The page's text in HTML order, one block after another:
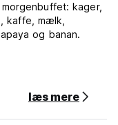
kager,
kaffe, mælk,
og banan.
kun 1
læs mere